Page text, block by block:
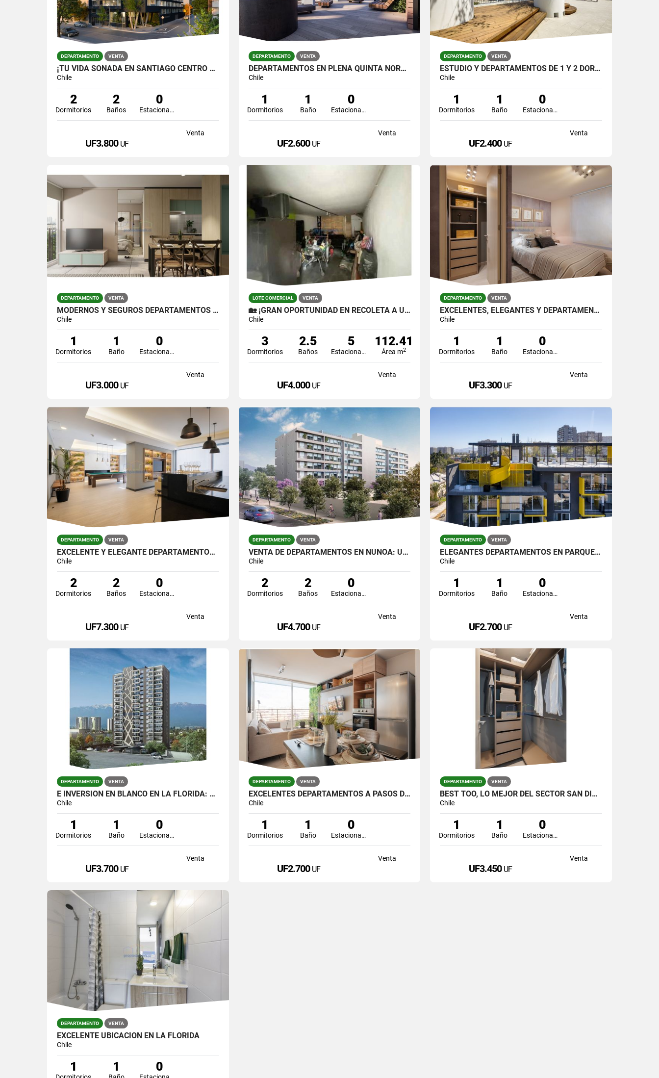
DEPARTAMENTO VENTA
¡TU VIDA SOÑADA EN SANTIAGO CENTRO ESTÁ A PUNTO DE AGOTARSE! ⏳🏡
Chile
2
Dormitorios
2
Baños
0
Estacionamiento
Venta
UF3.800 UF
DEPARTAMENTO VENTA
DEPARTAMENTOS EN PLENA QUINTA NORMAL, 2°SEMESTRE 2027
Chile
1
Dormitorios
1
Baño
0
Estacionamiento
Venta
UF2.600 UF
DEPARTAMENTO VENTA
ESTUDIO Y DEPARTAMENTOS DE 1 Y 2 DORMITORIOS
Chile
1
Dormitorios
1
Baño
0
Estacionamiento
Venta
UF2.400 UF
DEPARTAMENTO VENTA
MODERNOS Y SEGUROS DEPARTAMENTOS EN SAN FRANCISCO
Chile
1
Dormitorios
1
Baño
0
Estacionamiento
Venta
UF3.000 UF
LOTE COMERCIAL VENTA
🏡 ¡GRAN OPORTUNIDAD EN RECOLETA A UN PRECIO INMEJORABLE!
Chile
3
Dormitorios
2.5
Baños
5
Estacionamiento
112.41
Área m2
Venta
UF4.000 UF
DEPARTAMENTO VENTA
EXCELENTES, ELEGANTES Y DEPARTAMENTOS EN PLENO CENTRO DE SANTIAGO
Chile
1
Dormitorios
1
Baño
0
Estacionamiento
Venta
UF3.300 UF
DEPARTAMENTO VENTA
EXCELENTE Y ELEGANTE DEPARTAMENTOS EN PLENO CENTRO DE ÑUÑOA
Chile
2
Dormitorios
2
Baños
0
Estacionamiento
Venta
UF7.300 UF
DEPARTAMENTO VENTA
VENTA DE DEPARTAMENTOS EN ÑUÑOA: UBICACIÓN ESTRATÉGICA Y DISEÑO ÚNICO.
Chile
2
Dormitorios
2
Baños
0
Estacionamiento
Venta
UF4.700 UF
DEPARTAMENTO VENTA
ELEGANTES DEPARTAMENTOS EN PARQUE QUINTA
Chile
1
Dormitorios
1
Baño
0
Estacionamiento
Venta
UF2.700 UF
DEPARTAMENTO VENTA
E INVERSIÓN EN BLANCO EN LA FLORIDA: EDIFICIO "PLUG & PLAY"
Chile
1
Dormitorios
1
Baño
0
Estacionamiento
Venta
UF3.700 UF
DEPARTAMENTO VENTA
EXCELENTES DEPARTAMENTOS A PASOS DE METRO IRARRÁZAVAL
Chile
1
Dormitorios
1
Baño
0
Estacionamiento
Venta
UF2.700 UF
DEPARTAMENTO VENTA
BEST TOO, LO MEJOR DEL SECTOR SAN DIEGO PARQUE ALMAGRO
Chile
1
Dormitorios
1
Baño
0
Estacionamiento
Venta
UF3.450 UF
DEPARTAMENTO VENTA
EXCELENTE UBICACIÓN EN LA FLORIDA
Chile
1 1 0